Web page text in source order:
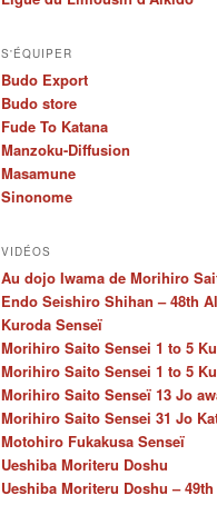
S'ÉQUIPER
Budo Export
Budo store
Fude To Katana
Manzoku-Diffusion
Masamune
Sinonome
VIDÉOS
Au dojo Iwama de Morihiro
Endo Seishiro Shihan – 48th
Kuroda Senseï
Morihiro Saito Sensei 1 to 5
Morihiro Saito Sensei 1 to 5
Morihiro Saito Senseï 13 Jo
Morihiro Saito Sensei 31 Jo
Motohiro Fukakusa Senseï
Ueshiba Moriteru Doshu
Ueshiba Moriteru Doshu –